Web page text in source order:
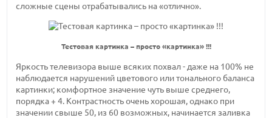
сложные сцены отрабатывались на «отлично».
Тестовая картинка – просто «картинка» !!!
Яркость телевизора выше всяких похвал - даже на 100% не
наблюдается нарушений цветового или тонального баланса
картинки; комфортное значение чуть выше среднего,
порядка + 4. Контрастность очень хорошая, однако при
значении свыше 50, из 60 возможных, начинается заливка